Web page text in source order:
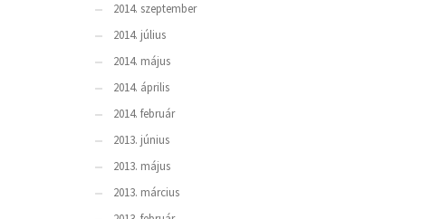
2014. szeptember
2014. július
2014. május
2014. április
2014. február
2013. június
2013. május
2013. március